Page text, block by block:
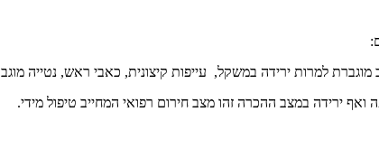
למרות ירידה במשקל, עייפות קיצונית, כאבי ראש, נטייה
ירידה במצב ההכרה זהו מצב חירום רפואי המחייב טיפול מידי.